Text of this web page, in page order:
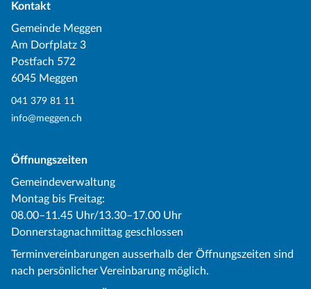
Kontakt
Gemeinde Meggen
Am Dorfplatz 3
Postfach 572
6045 Meggen
041 379 81 11
info@meggen.ch
Öffnungszeiten
Gemeindeverwaltung
Montag bis Freitag:
08.00–11.45 Uhr/13.30–17.00 Uhr
Donnerstagnachmittag geschlossen
Terminvereinbarungen ausserhalb der Öffnungszeiten sind
nach persönlicher Vereinbarung möglich.